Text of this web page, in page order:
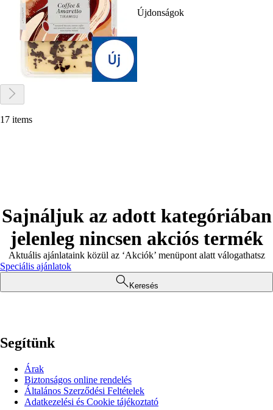
Újdonságok
17 items
Sajnáljuk az adott kategóriában
jelenleg nincsen akciós termék
Aktuális ajánlataink közül az ‘Akciók’ menüpont alatt válogathatsz
Speciális ajánlatok
Keresés
Segítünk
Árak
Biztonságos online rendelés
Általános Szerződési Feltételek
Adatkezelési és Cookie tájékoztató